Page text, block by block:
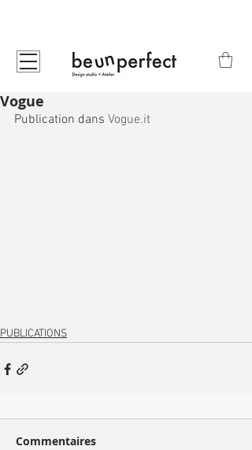
Vogue
Publication dans Vogue.it
PUBLICATIONS
Commentaires